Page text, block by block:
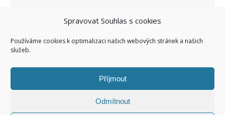
Spravovat Souhlas s cookies
Používáme cookies k optimalizaci našich webových stránek a našich
služeb.
Příjmout
Odmítnout
SOCIÁLNÍ SÍTĚ